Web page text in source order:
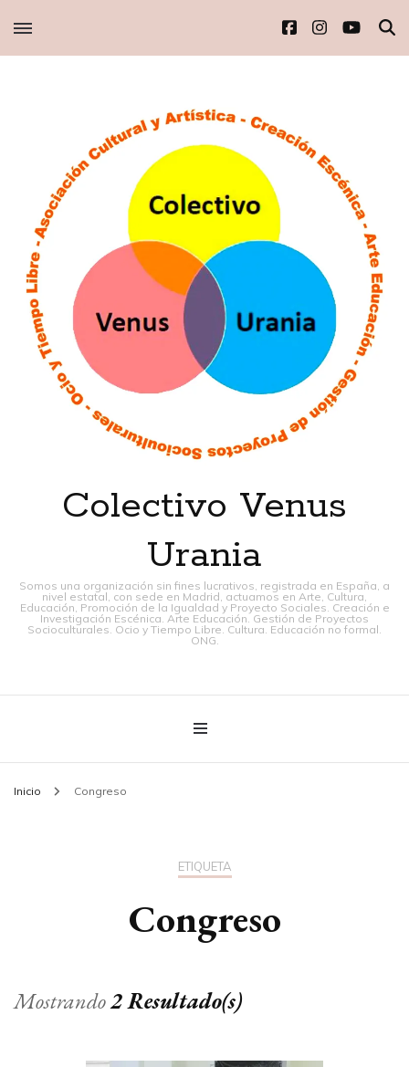
Colectivo Venus
Urania
Somos una organización sin fines lucrativos, registrada en España, a
nivel estatal, con sede en Madrid, actuamos en Arte, Cultura,
Educación, Promoción de la Igualdad y Proyecto Sociales. Creación e
Investigación Escénica. Arte Educación. Gestión de Proyectos
Socioculturales. Ocio y Tiempo Libre. Cultura. Educación no formal.
ONG.
Inicio Congreso
ETIQUETA
Congreso
Mostrando2 Resultado(s)